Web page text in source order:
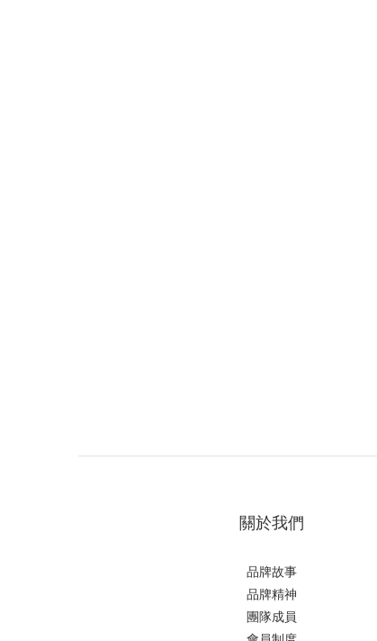
關於我們
品牌故事
品牌精神
團隊成員